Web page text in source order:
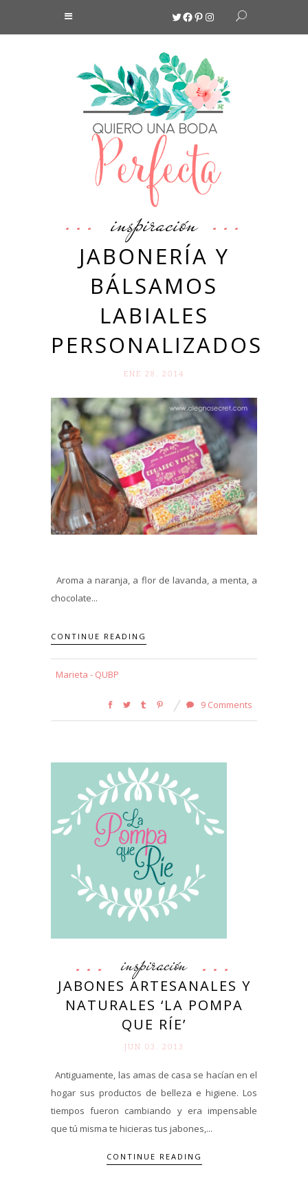
Twitter
Facebook
Pinterest
Instagram
inspiración
JABONERÍA Y
BÁLSAMOS
LABIALES
PERSONALIZADOS
ENE 28. 2014
Aroma a naranja, a flor de lavanda, a menta, a
chocolate...
CONTINUE READING
Marieta - QUBP
9 Comments
inspiración
JABONES ARTESANALES Y
NATURALES ‘LA POMPA
QUE RÍE’
JUN 03. 2013
Antiguamente, las amas de casa se hacían en el
hogar sus productos de belleza e higiene. Los
tiempos fueron cambiando y era impensable
que tú misma te hicieras tus jabones,...
CONTINUE READING